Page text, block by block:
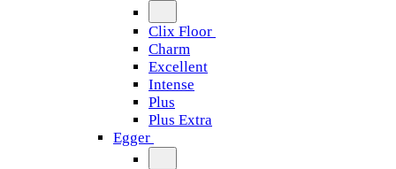
Clix Floor
Charm
Excellent
Intense
Plus
Plus Extra
Egger